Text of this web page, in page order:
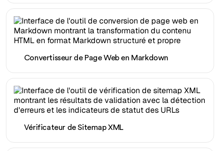
Convertisseur de Page Web en Markdown
Vérificateur de Sitemap XML